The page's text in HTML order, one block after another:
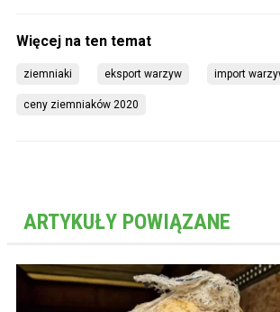
ziemniaki eksport warzyw import
ceny ziemniaków 2020
ARTYKUŁY POWIĄZANE